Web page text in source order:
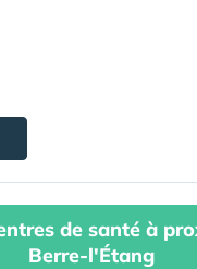
de santé à
Berre-l'Étang